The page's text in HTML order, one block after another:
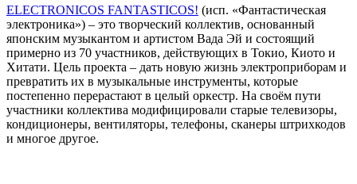
ELECTRONICOS FANTASTICOS! (исп. «Фантастическая
электроника») – это творческий коллектив, основанный
японским музыкантом и артистом Вада Эй и состоящий
примерно из 70 участников, действующих в Токио, Киото и
Хитати. Цель проекта – дать новую жизнь электроприборам и
превратить их в музыкальные инструменты, которые
постепенно перерастают в целый оркестр. На своём пути
участники коллектива модифицировали старые телевизоры,
кондиционеры, вентиляторы, телефоны, сканеры штрихкодов
и многое другое.